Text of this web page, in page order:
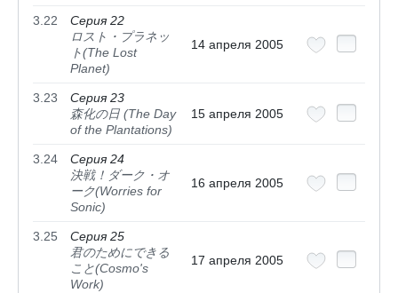
3.22
Серия 22
ロスト・プラネッ
ト(The Lost
Planet)
14 апреля 2005
3.23
Серия 23
森化の日 (The Day
of the Plantations)
15 апреля 2005
3.24
Серия 24
決戦！ダーク・オ
ーク(Worries for
Sonic)
16 апреля 2005
3.25
Серия 25
君のためにできる
こと(Cosmo's
Work)
17 апреля 2005